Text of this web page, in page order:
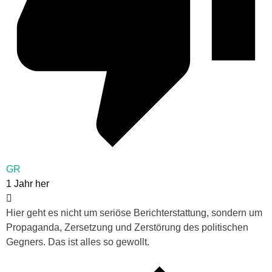
GR
1 Jahr her
Hier geht es nicht um seriöse Berichterstattung, sondern um
Propaganda, Zersetzung und Zerstörung des politischen
Gegners. Das ist alles so gewollt.